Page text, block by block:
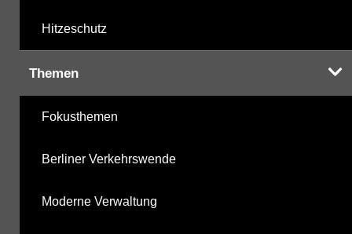
Hitzeschutz
Themen
Fokusthemen
Berliner Verkehrswende
Moderne Verwaltung